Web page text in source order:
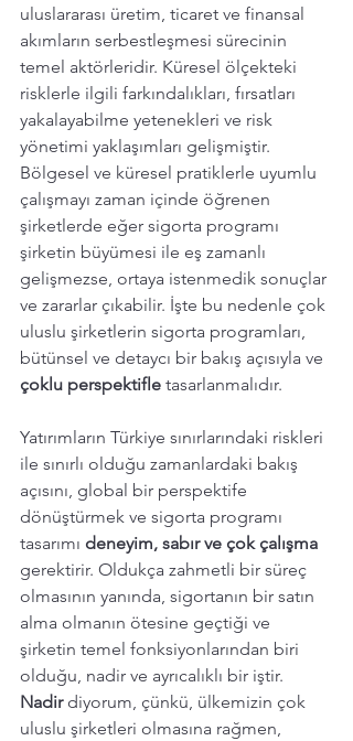
uluslararası üretim, ticaret ve finansal
akımların serbestleşmesi sürecinin
temel aktörleridir. Küresel ölçekteki
risklerle ilgili farkındalıkları, fırsatları
yakalayabilme yetenekleri ve risk
yönetimi yaklaşımları gelişmiştir.
Bölgesel ve küresel pratiklerle uyumlu
çalışmayı zaman içinde öğrenen
şirketlerde eğer sigorta programı
şirketin büyümesi ile eş zamanlı
gelişmezse, ortaya istenmedik sonuçlar
ve zararlar çıkabilir. İşte bu nedenle çok
uluslu şirketlerin sigorta programları,
bütünsel ve detaycı bir bakış açısıyla ve
çoklu perspektifle tasarlanmalıdır.
Yatırımların Türkiye sınırlarındaki riskleri
ile sınırlı olduğu zamanlardaki bakış
açısını, global bir perspektife
dönüştürmek ve sigorta programı
tasarımı deneyim, sabır ve çok çalışma
gerektirir. Oldukça zahmetli bir süreç
olmasının yanında, sigortanın bir satın
alma olmanın ötesine geçtiği ve
şirketin temel fonksiyonlarından biri
olduğu, nadir ve ayrıcalıklı bir iştir.
Nadir diyorum, çünkü, ülkemizin çok
uluslu şirketleri olmasına rağmen,